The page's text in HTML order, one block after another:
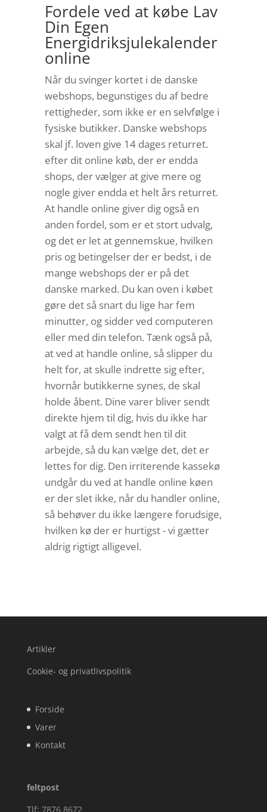
Fordele ved at købe Lav
Din Egen
Energidriksjulekalender
online
Når du svinger kortet i de danske
webshops, begunstiges du af bedre
rettigheder, som ikke er en selvfølge i
fysiske butikker. Danske webshops
skal jf. loven give 14 dages returret.
efter dit online køb, der er endda
shops, der vælger at give mere og
nogle giver endda et helt års returret.
At handle online giver dig også en
anden fordel, som er et stort udvalg,
og det er let at gennemskue, hvilken
pris og betingelser der er bedst, i de
mange webshops der er på det
danske marked. Du kan oven i købet
gøre det så snart du lige har fem
minutter, og sidder ved computeren
eller med din telefon. Tænk også på,
at ved at handle online, så slipper du
helt for, at skulle indrette sig efter,
hvornår butikkerne synes, de skal
holde åbent. Dine varer bliver sendt
direkte hjem til dig, hvis du ikke har
valgt at få dem sendt hen til dit
arbejde, så du kan vælge det, det er
lettes for dig. Den irriterende kassekø
undgår du ved at handle online køen
er der slet ikke, når du handler online,
så behøver du ikke længere forudsige,
hvilken kø der er hurtigst - vi gætter
aldrig rigtigt alligevel.
Artikler
Cookie- og privatlivspolitik
Forside
Varer
Kontakt
feltpost
Tlf: 7876 8672